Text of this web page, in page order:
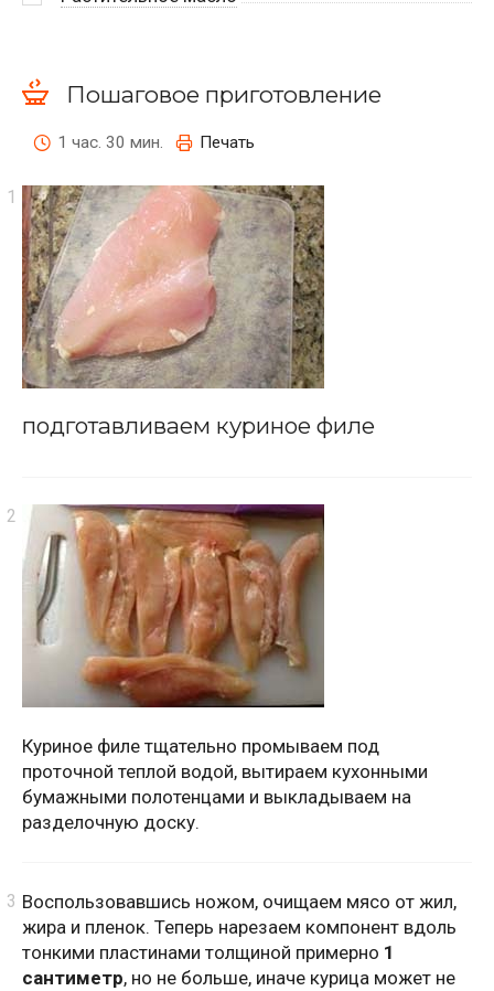
Пошаговое приготовление
1 час. 30 мин. Печать
подготавливаем куриное филе
Куриное филе тщательно промываем под
проточной теплой водой, вытираем кухонными
бумажными полотенцами и выкладываем на
разделочную доску.
Воспользовавшись ножом, очищаем мясо от жил,
жира и пленок. Теперь нарезаем компонент вдоль
тонкими пластинами толщиной примерно 1
сантиметр, но не больше, иначе курица может не